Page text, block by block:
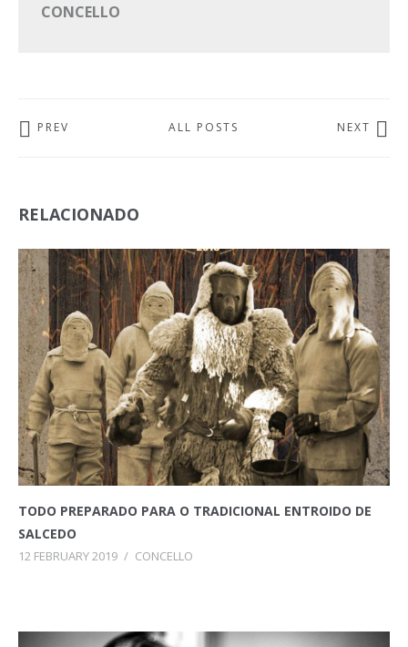
CONCELLO
PREV ALL POSTS NEXT
RELACIONADO
TODO PREPARADO PARA O TRADICIONAL ENTROIDO DE
SALCEDO
12 FEBRUARY 2019 / CONCELLO